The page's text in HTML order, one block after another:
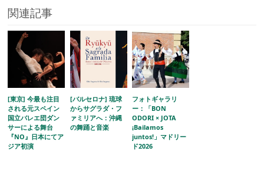
関連記事
[東京] 今最も注目
される元スペイン
国立バレエ団ダン
サーによる舞台
『NO』日本にてア
ジア初演
[バルセロナ] 琉球
からサグラダ・フ
ァミリアへ：沖縄
の舞踊と音楽
フォトギャラリ
ー：「BON
ODORI × JOTA
¡Bailamos
juntos!」マドリー
ド2026